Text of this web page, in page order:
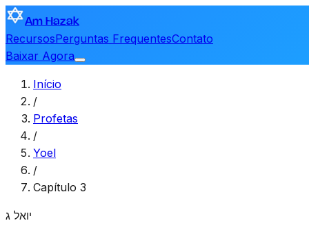
Am Hazak
RecursosPerguntas FrequentesContato
Baixar Agora
Início
/
Profetas
/
Yoel
/
Capítulo 3
יואל ג